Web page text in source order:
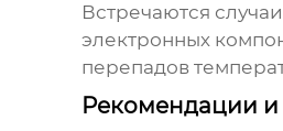
Встречаются
электронных
перепадов
Рекомендации и